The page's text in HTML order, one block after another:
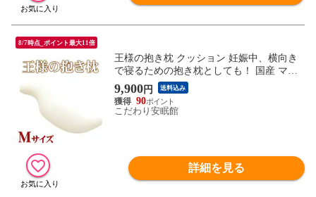
8/7時点_ポイント最大11倍
王様の抱き枕 クッション 妊娠中、横向き
で寝るための抱き枕としても！ 国産 マタ
ニティ ママの抱き枕 洗える 手洗い リラッ
クス 抱きまくら 新生活 一人暮らし 春抱き
枕 ギフト (Mサイズ/30×110×20cm アイボリ
9,900円 送料込み
90
こだわり安眠館
詳細を見る